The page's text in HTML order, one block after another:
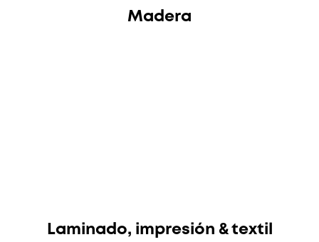
Madera
Laminado, impresión & textil